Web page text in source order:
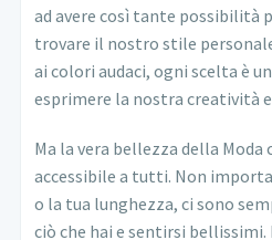
ad avere così tante possibilità
trovare il nostro stile
ai colori audaci, ogni scelta è
esprimere la nostra creatività
Ma la vera bellezza della
accessibile a tutti. Non
o la tua lunghezza, ci sono
ciò che hai e sentirsi bellissimi.